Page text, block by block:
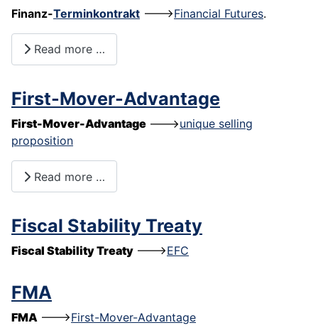
Finanz-Terminkontrakt --->Financial Futures.
Read more …
First-Mover-Advantage
First-Mover-Advantage --->unique selling
proposition
Read more …
Fiscal Stability Treaty
Fiscal Stability Treaty --->EFC
FMA
FMA --->First-Mover-Advantage